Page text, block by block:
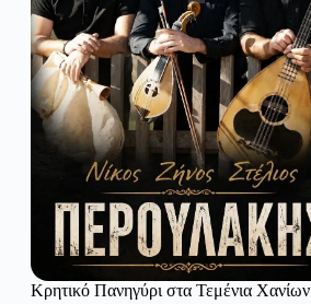
Κρητικό Πανηγύρι στα Τεμένια Χανίων